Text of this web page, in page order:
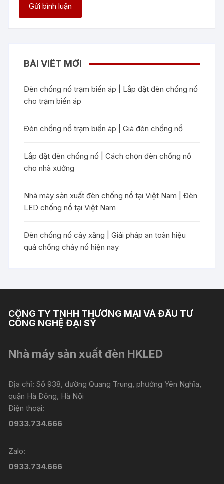
BÀI VIẾT MỚI
Đèn chống nổ trạm biến áp | Lắp đặt đèn chống nổ
cho trạm biến áp
Đèn chống nổ trạm biến áp | Giá đèn chống nổ
Lắp đặt đèn chống nổ | Cách chọn đèn chống nổ
cho nhà xưởng
Nhà máy sản xuất đèn chống nổ tại Việt Nam | Đèn
LED chống nổ tại Việt Nam
Đèn chống nổ cây xăng | Giải pháp an toàn hiệu
quả chống cháy nổ hiện nay
CÔNG TY TNHH THƯƠNG MẠI VÀ ĐẦU TƯ
CÔNG NGHỆ ĐẠI SỸ
Nhà máy sản xuất đèn HKLED
Địa chỉ: Số 938, đường Quang Trung, phường Yên Nghĩa,
quận Hà Đông, Hà Nội
Điện thoại:
0933.734.666
Zalo:
0933.734.666